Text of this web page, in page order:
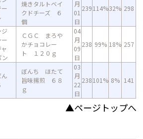
ー
焼きタルトベイ
クドチーズ ６
個
月
01
日
239114%32% 298
ジ
ー
ン
ＣＧＣ まろや
かチョコレー
ト １２０ｇ
04
月
09
日
238 99% 18% 257
ん
ぼんち ほたて
旨味揚煎 ６８
ｇ
03
月
22
日
238101% 8% 141
▲ページトップへ